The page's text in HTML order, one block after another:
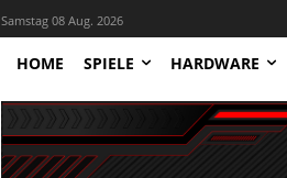
Samstag 08 Aug. 2026
HOME SPIELE HARDWARE